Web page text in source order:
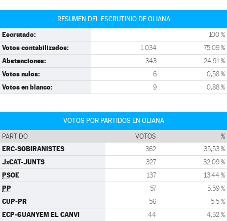
RESUMEN DEL ESCRUTINIO DE OLIANA
Escrutado: 100 %
Votos contabilizados: 1.034 75,09 %
Abstenciones: 343 24,91 %
Votos nulos: 6 0,58 %
Votos en blanco: 9 0,88 %
VOTOS POR PARTIDOS EN OLIANA
PARTIDO VOTOS %
ERC-SOBIRANISTES 362 35,53 %
JxCAT-JUNTS 327 32,09 %
PSOE 137 13,44 %
PP 57 5,59 %
CUP-PR 56 5,5 %
ECP-GUANYEM EL CANVI 44 4,32 %